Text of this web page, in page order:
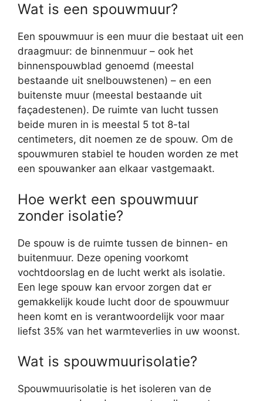
Wat is een spouwmuur?
Een spouwmuur is een muur die bestaat uit een
draagmuur: de binnenmuur – ook het
binnenspouwblad genoemd (meestal
bestaande uit snelbouwstenen) – en een
buitenste muur (meestal bestaande uit
façadestenen). De ruimte van lucht tussen
beide muren in is meestal 5 tot 8-tal
centimeters, dit noemen ze de spouw. Om de
spouwmuren stabiel te houden worden ze met
een spouwanker aan elkaar vastgemaakt.
Hoe werkt een spouwmuur
zonder isolatie?
De spouw is de ruimte tussen de binnen- en
buitenmuur. Deze opening voorkomt
vochtdoorslag en de lucht werkt als isolatie.
Een lege spouw kan ervoor zorgen dat er
gemakkelijk koude lucht door de spouwmuur
heen komt en is verantwoordelijk voor maar
liefst 35% van het warmteverlies in uw woonst.
Wat is spouwmuurisolatie?
Spouwmuurisolatie is het isoleren van de